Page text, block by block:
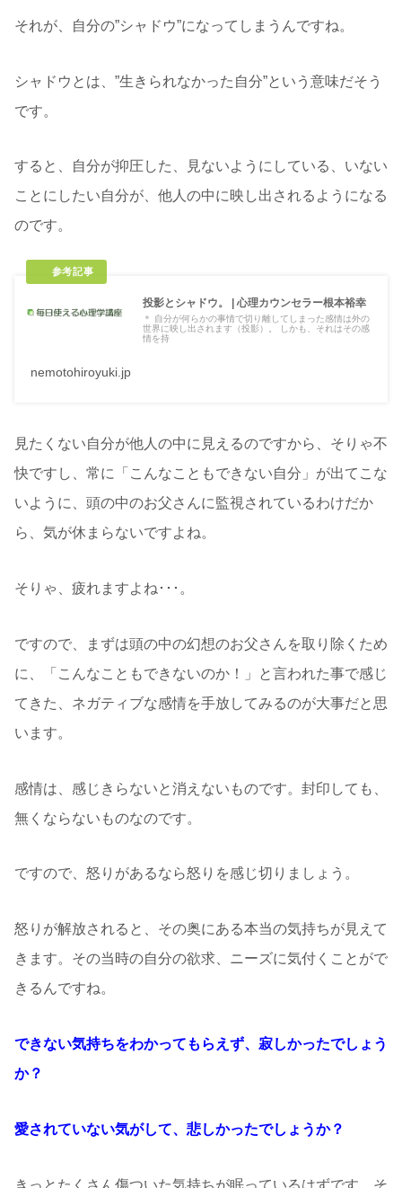
それが、自分の”シャドウ”になってしまうんですね。
シャドウとは、”生きられなかった自分”という意味だそう
です。
すると、自分が抑圧した、見ないようにしている、いない
ことにしたい自分が、他人の中に映し出されるようになる
のです。
投影とシャドウ。 | 心理カウンセラー根本裕幸
＊ 自分が何らかの事情で切り離してしまった感情は外の
世界に映し出されます（投影）。 しかも、それはその感
情を持
nemotohiroyuki.jp
見たくない自分が他人の中に見えるのですから、そりゃ不
快ですし、常に「こんなこともできない自分」が出てこな
いように、頭の中のお父さんに監視されているわけだか
ら、気が休まらないですよね。
そりゃ、疲れますよね･･･。
ですので、まずは頭の中の幻想のお父さんを取り除くため
に、「こんなこともできないのか！」と言われた事で感じ
てきた、ネガティブな感情を手放してみるのが大事だと思
います。
感情は、感じきらないと消えないものです。封印しても、
無くならないものなのです。
ですので、怒りがあるなら怒りを感じ切りましょう。
怒りが解放されると、その奥にある本当の気持ちが見えて
きます。その当時の自分の欲求、ニーズに気付くことがで
きるんですね。
できない気持ちをわかってもらえず、寂しかったでしょう
か？
愛されていない気がして、悲しかったでしょうか？
きっとたくさん傷ついた気持ちが眠っているはずです。そ